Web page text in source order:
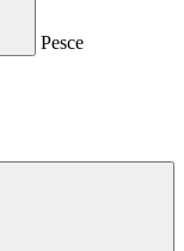
Pesce